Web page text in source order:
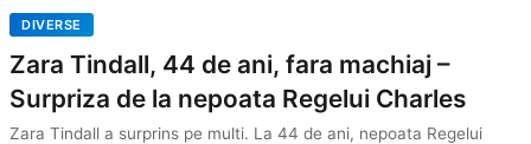
DIVERSE
Zara Tindall, 44 de ani, fara machiaj –
Surpriza de la nepoata Regelui Charles
Zara Tindall a surprins pe multi. La 44 de ani, nepoata Regelui